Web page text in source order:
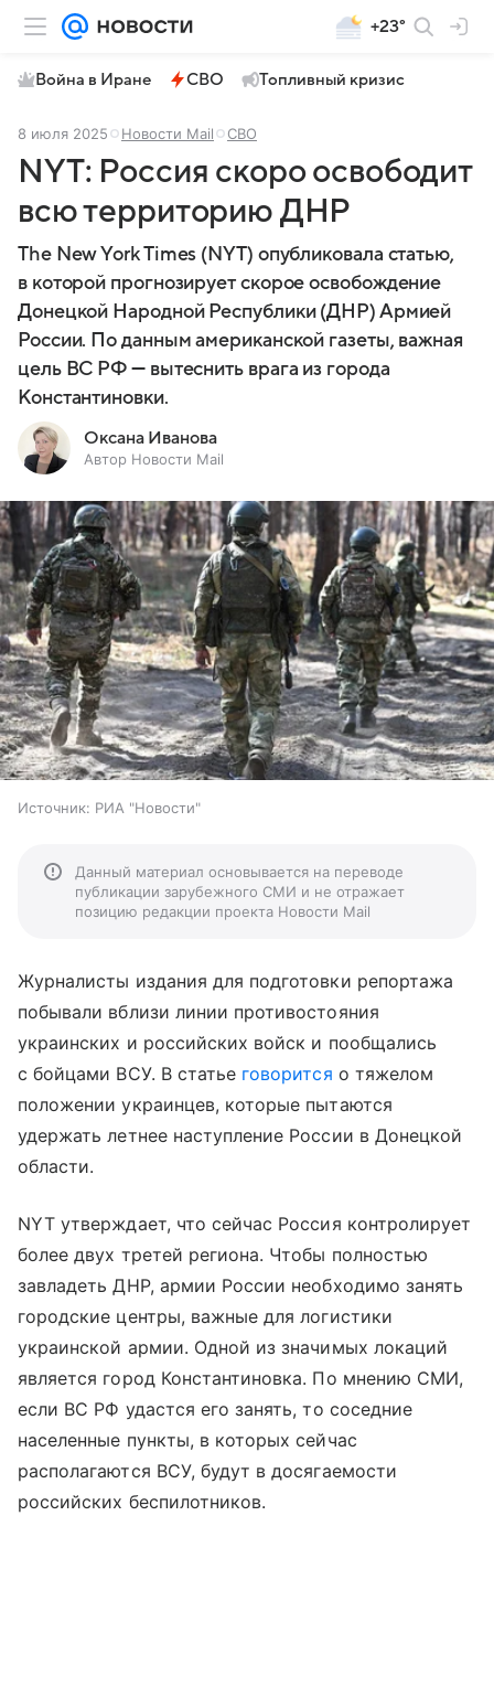
+23°
Война в Иране СВО Топливный кризис
8 июля 2025 Новости Mail СВО
NYT: Россия скоро освободит
всю территорию ДНР
The New York Times (NYT) опубликовала статью,
в которой прогнозирует скорое освобождение
Донецкой Народной Республики (ДНР) Армией
России. По данным американской газеты, важная
цель ВС РФ — вытеснить врага из города
Константиновки.
Оксана Иванова
Автор Новости Mail
Источник: РИА "Новости"
Данный материал основывается на переводе
публикации зарубежного СМИ и не отражает
позицию редакции проекта Новости Mail
Журналисты издания для подготовки репортажа
побывали вблизи линии противостояния
украинских и российских войск и пообщались
с бойцами ВСУ. В статье говорится о тяжелом
положении украинцев, которые пытаются
удержать летнее наступление России в Донецкой
области.
NYT утверждает, что сейчас Россия контролирует
более двух третей региона. Чтобы полностью
завладеть ДНР, армии России необходимо занять
городские центры, важные для логистики
украинской армии. Одной из значимых локаций
является город Константиновка. По мнению СМИ,
если ВС РФ удастся его занять, то соседние
населенные пункты, в которых сейчас
располагаются ВСУ, будут в досягаемости
российских беспилотников.